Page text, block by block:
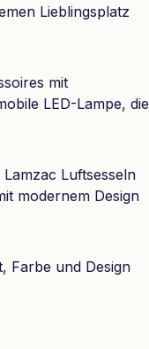
Lieblingsplatz
mit
LED-Lampe, die
Luftsesseln
modernem Design
Farbe und Design